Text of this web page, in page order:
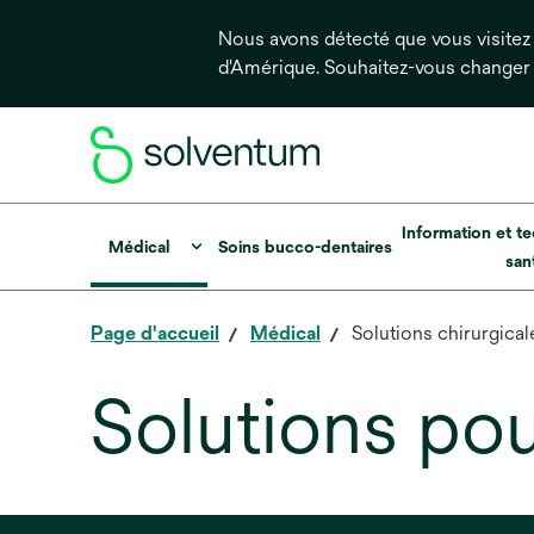
Nous avons détecté que vous
d'Amérique. Souhaitez-vous
Médical Soins bucco-dentaires
Information et
Page d'accueil Médical Solutions
Solutions